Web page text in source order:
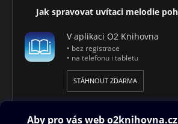
Jak spravovat uvítaci melodie
V aplikaci O2 Knihovna
• bez registrace
• na telefonu i tabletu
STÁHNOUT ZDARMA